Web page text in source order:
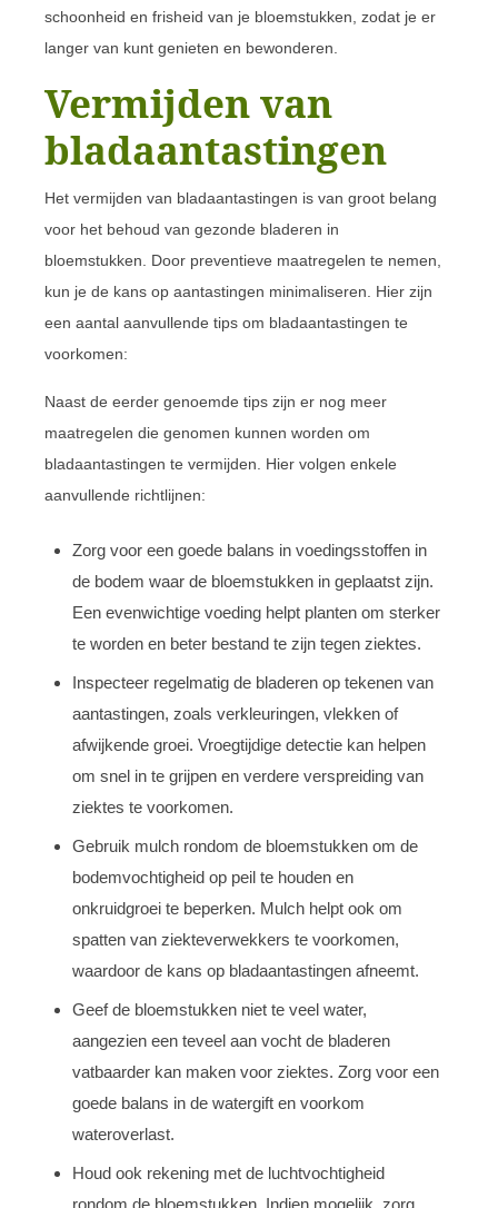
schoonheid en frisheid van je bloemstukken, zodat je er
langer van kunt genieten en bewonderen.
Vermijden van
bladaantastingen
Het vermijden van bladaantastingen is van groot belang
voor het behoud van gezonde bladeren in
bloemstukken. Door preventieve maatregelen te nemen,
kun je de kans op aantastingen minimaliseren. Hier zijn
een aantal aanvullende tips om bladaantastingen te
voorkomen:
Naast de eerder genoemde tips zijn er nog meer
maatregelen die genomen kunnen worden om
bladaantastingen te vermijden. Hier volgen enkele
aanvullende richtlijnen:
Zorg voor een goede balans in voedingsstoffen in
de bodem waar de bloemstukken in geplaatst zijn.
Een evenwichtige voeding helpt planten om sterker
te worden en beter bestand te zijn tegen ziektes.
Inspecteer regelmatig de bladeren op tekenen van
aantastingen, zoals verkleuringen, vlekken of
afwijkende groei. Vroegtijdige detectie kan helpen
om snel in te grijpen en verdere verspreiding van
ziektes te voorkomen.
Gebruik mulch rondom de bloemstukken om de
bodemvochtigheid op peil te houden en
onkruidgroei te beperken. Mulch helpt ook om
spatten van ziekteverwekkers te voorkomen,
waardoor de kans op bladaantastingen afneemt.
Geef de bloemstukken niet te veel water,
aangezien een teveel aan vocht de bladeren
vatbaarder kan maken voor ziektes. Zorg voor een
goede balans in de watergift en voorkom
wateroverlast.
Houd ook rekening met de luchtvochtigheid
rondom de bloemstukken. Indien mogelijk, zorg